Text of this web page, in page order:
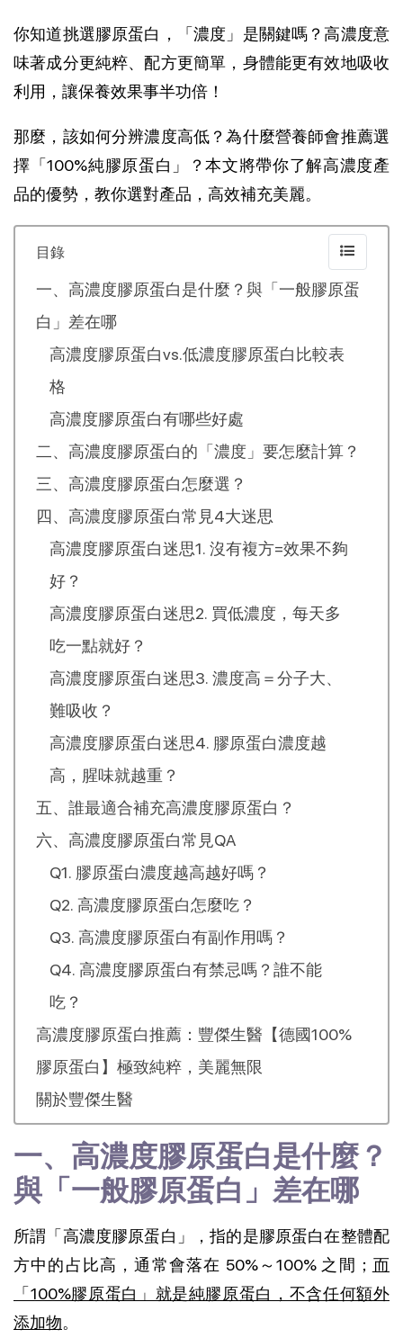
你知道挑選膠原蛋白，「濃度」是關鍵嗎？高濃度意
味著成分更純粹、配方更簡單，身體能更有效地吸收
利用，讓保養效果事半功倍！
那麼，該如何分辨濃度高低？為什麼營養師會推薦選
擇「100%純膠原蛋白」？本文將帶你了解高濃度產
品的優勢，教你選對產品，高效補充美麗。
目錄
一、高濃度膠原蛋白是什麼？與「一般膠原蛋
白」差在哪
高濃度膠原蛋白vs.低濃度膠原蛋白比較表
格
高濃度膠原蛋白有哪些好處
二、高濃度膠原蛋白的「濃度」要怎麼計算？
三、高濃度膠原蛋白怎麼選？
四、高濃度膠原蛋白常見4大迷思
高濃度膠原蛋白迷思1. 沒有複方=效果不夠
好？
高濃度膠原蛋白迷思2. 買低濃度，每天多
吃一點就好？
高濃度膠原蛋白迷思3. 濃度高＝分子大、
難吸收？
高濃度膠原蛋白迷思4. 膠原蛋白濃度越
高，腥味就越重？
五、誰最適合補充高濃度膠原蛋白？
六、高濃度膠原蛋白常見QA
Q1. 膠原蛋白濃度越高越好嗎？
Q2. 高濃度膠原蛋白怎麼吃？
Q3. 高濃度膠原蛋白有副作用嗎？
Q4. 高濃度膠原蛋白有禁忌嗎？誰不能
吃？
高濃度膠原蛋白推薦：豐傑生醫【德國100%
膠原蛋白】極致純粹，美麗無限
關於豐傑生醫
一、高濃度膠原蛋白是什麼？
與「一般膠原蛋白」差在哪
所謂「高濃度膠原蛋白」，指的是膠原蛋白在整體配
方中的占比高，通常會落在 50%～100% 之間； 而
「100%膠原蛋白」就是純膠原蛋白，不含任何額外
添加物。